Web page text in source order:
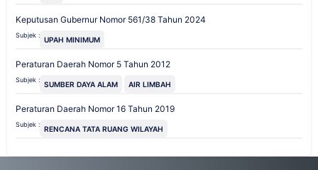
Keputusan Gubernur Nomor 561/38 Tahun 2024
Subjek : UPAH MINIMUM
Peraturan Daerah Nomor 5 Tahun 2012
Subjek : SUMBER DAYA ALAM AIR LIMBAH
Peraturan Daerah Nomor 16 Tahun 2019
Subjek : RENCANA TATA RUANG WILAYAH